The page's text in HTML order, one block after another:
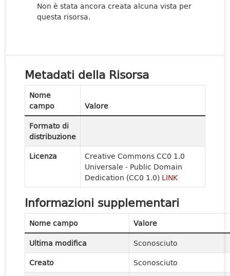
Non è stata ancora creata alcuna vista per
questa risorsa.
Metadati della Risorsa
Nome
campo
Valore
Formato di
distribuzione
Licenza
Creative Commons CC0 1.0
Universale - Public Domain
Dedication (CC0 1.0) LINK
Informazioni supplementari
Nome campo
Valore
Ultima modifica
Sconosciuto
Creato
Sconosciuto